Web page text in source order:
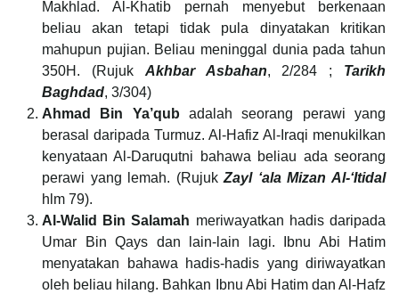
Makhlad. Al-Khatib pernah menyebut berkenaan
beliau akan tetapi tidak pula dinyatakan kritikan
mahupun pujian. Beliau meninggal dunia pada tahun
350H. (Rujuk Akhbar Asbahan, 2/284 ; Tarikh
Baghdad, 3/304)
Ahmad Bin Ya’qub adalah seorang perawi yang
berasal daripada Turmuz. Al-Hafiz Al-Iraqi menukilkan
kenyataan Al-Daruqutni bahawa beliau ada seorang
perawi yang lemah. (RujukZayl ‘ala Mizan Al-‘Itidal
hlm 79).
Al-Walid Bin Salamah meriwayatkan hadis daripada
Umar Bin Qays dan lain-lain lagi. Ibnu Abi Hatim
menyatakan bahawa hadis-hadis yang diriwayatkan
oleh beliau hilang. Bahkan Ibnu Abi Hatim dan Al-Hafz